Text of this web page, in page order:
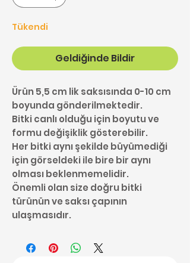
Tükendi
Geldiğinde Bildir
Ürün 5,5 cm lik saksısında 0-10 cm
boyunda gönderilmektedir.
Bitki canlı olduğu için boyutu ve
formu değişiklik gösterebilir.
Her bitki aynı şekilde büyümediği
için görseldeki ile bire bir aynı
olması beklenmemelidir.
Önemli olan size doğru bitki
türünün ve saksı çapının
ulaşmasıdır.